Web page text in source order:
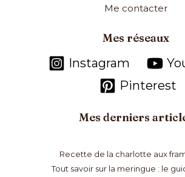
Me contacter
Mes réseaux
Instagram
Pinterest
Mes derniers
Recette de la charlotte aux
Tout savoir sur la meringue : le